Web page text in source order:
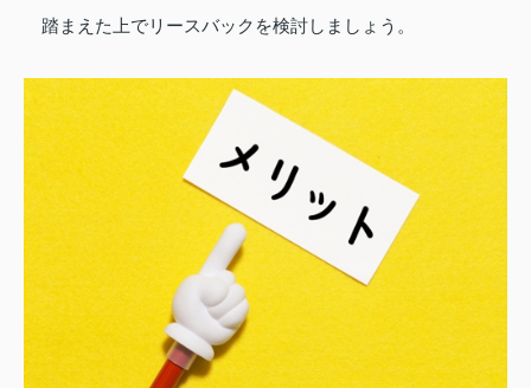
踏まえた上でリースバックを検討しましょう。